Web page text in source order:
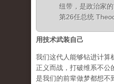
纽带，是政治家
第26任总统
用技术武装自己
我们这代人能够钻进计算
正义而战，打破维系不公
是我们的前辈做梦都想不